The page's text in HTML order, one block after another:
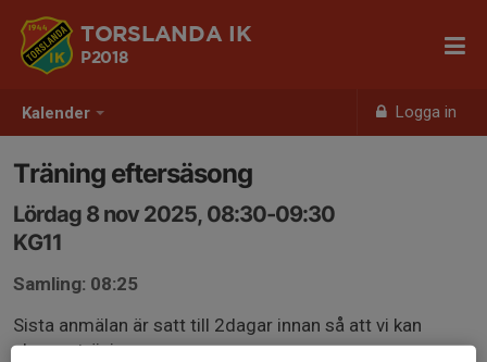
Kalender Logga in
TORSLANDA IK
P2018
Träning eftersäsong
Lördag 8 nov 2025, 08:30-09:30
KG11
Samling: 08:25
Sista anmälan är satt till 2dagar innan så att vi kan
planera träningen